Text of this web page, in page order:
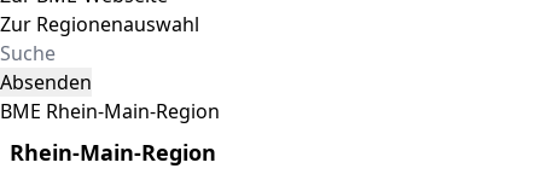
Zur Regionenauswahl
Absenden
BME Rhein-Main-Region
Rhein-Main-Region